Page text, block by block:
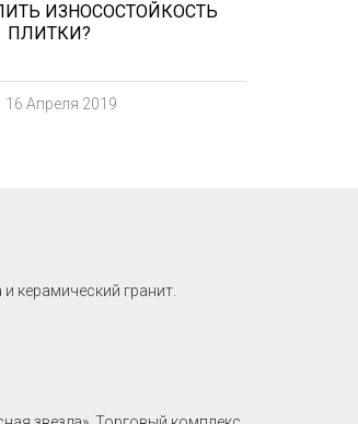
ИЗНОСОСТОЙКОСТЬ
ПЛИТКИ?
16 Апреля 2019
керамический гранит.